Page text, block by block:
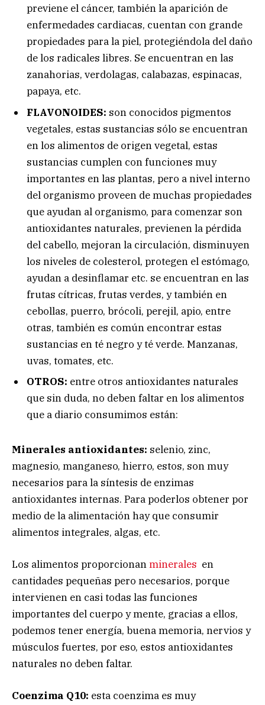
previene el cáncer, también la aparición de
enfermedades cardiacas, cuentan con grande
propiedades para la piel, protegiéndola del daño
de los radicales libres. Se encuentran en las
zanahorias, verdolagas, calabazas, espinacas,
papaya, etc.
FLAVONOIDES: son conocidos pigmentos
vegetales, estas sustancias sólo se encuentran
en los alimentos de origen vegetal, estas
sustancias cumplen con funciones muy
importantes en las plantas, pero a nivel interno
del organismo proveen de muchas propiedades
que ayudan al organismo, para comenzar son
antioxidantes naturales, previenen la pérdida
del cabello, mejoran la circulación, disminuyen
los niveles de colesterol, protegen el estómago,
ayudan a desinflamar etc. se encuentran en las
frutas cítricas, frutas verdes, y también en
cebollas, puerro, brócoli, perejil, apio, entre
otras, también es común encontrar estas
sustancias en té negro y té verde. Manzanas,
uvas, tomates, etc.
OTROS: entre otros antioxidantes naturales
que sin duda, no deben faltar en los alimentos
que a diario consumimos están:
Minerales antioxidantes: selenio, zinc,
magnesio, manganeso, hierro, estos, son muy
necesarios para la síntesis de enzimas
antioxidantes internas. Para poderlos obtener por
medio de la alimentación hay que consumir
alimentos integrales, algas, etc.
Los alimentos proporcionanminerales en
cantidades pequeñas pero necesarios, porque
intervienen en casi todas las funciones
importantes del cuerpo y mente, gracias a ellos,
podemos tener energía, buena memoria, nervios y
músculos fuertes, por eso, estos antioxidantes
naturales no deben faltar.
Coenzima Q10: esta coenzima es muy